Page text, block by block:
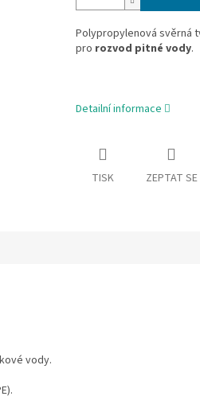
Polypropylenová svěrná
pro rozvod pitné vody.
Detailní informace
TISK ZEPTAT SE
vody.